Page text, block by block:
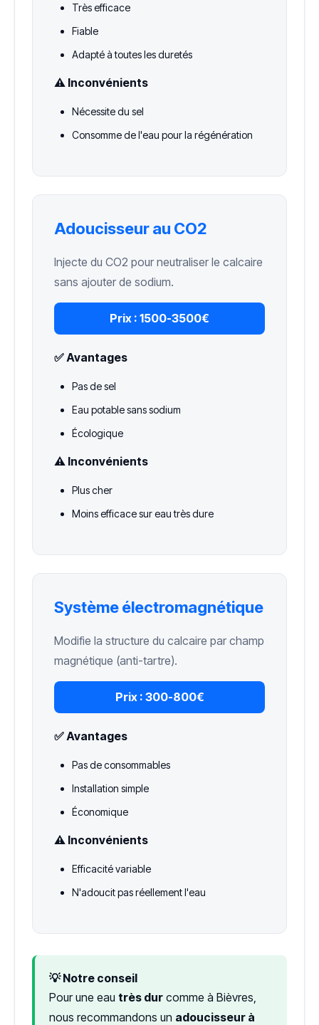
Très efficace
Fiable
Adapté à toutes les duretés
⚠️ Inconvénients
Nécessite du sel
Consomme de l'eau pour la régénération
Adoucisseur au CO2
Injecte du CO2 pour neutraliser le calcaire
sans ajouter de sodium.
Prix : 1500-3500€
✅ Avantages
Pas de sel
Eau potable sans sodium
Écologique
⚠️ Inconvénients
Plus cher
Moins efficace sur eau très dure
Système électromagnétique
Modifie la structure du calcaire par champ
magnétique (anti-tartre).
Prix : 300-800€
✅ Avantages
Pas de consommables
Installation simple
Économique
⚠️ Inconvénients
Efficacité variable
N'adoucit pas réellement l'eau
💡 Notre conseil
Pour une eau très dur comme à Bièvres,
nous recommandons un adoucisseur à